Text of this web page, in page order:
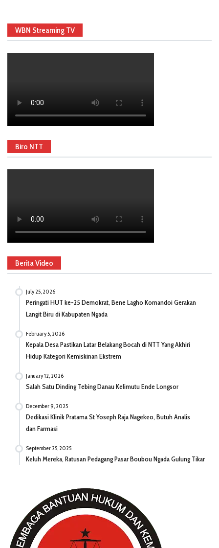
WBN Streaming TV
Biro NTT
Berita Video
July 25, 2026
Peringati HUT ke-25 Demokrat, Bene Lagho Komandoi Gerakan
Langit Biru di Kabupaten Ngada
February 5, 2026
Kepala Desa Pastikan Latar Belakang Bocah di NTT Yang Akhiri
Hidup Kategori Kemiskinan Ekstrem
January 12, 2026
Salah Satu Dinding Tebing Danau Kelimutu Ende Longsor
December 9, 2025
Dedikasi Klinik Pratama St Yoseph Raja Nagekeo, Butuh Analis
dan Farmasi
September 25, 2025
Keluh Mereka, Ratusan Pedagang Pasar Boubou Ngada Gulung Tikar